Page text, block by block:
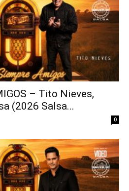
– Tito Nieves,
(2026 Salsa...
0